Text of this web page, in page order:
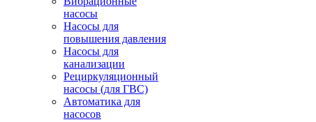
насосы
Насосы для
повышения давления
Насосы для
канализации
Рециркуляционный
насосы (для ГВС)
Автоматика для
насосов